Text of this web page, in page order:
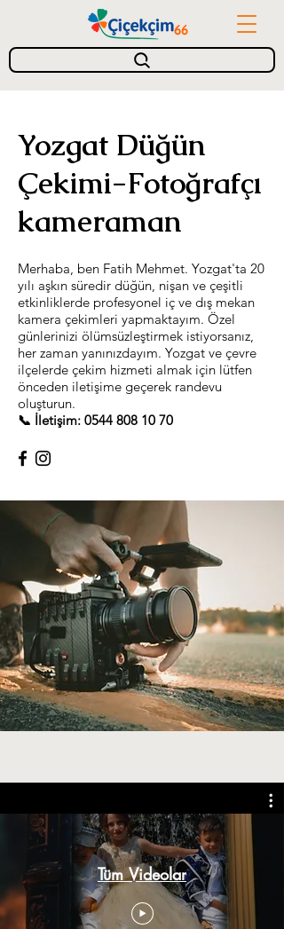
Yozgat Düğün
Çekimi-Fotoğrafçı
kameraman
Merhaba, ben Fatih Mehmet. Yozgat'ta 20
yılı aşkın süredir düğün, nişan ve çeşitli
etkinliklerde profesyonel iç ve dış mekan
kamera çekimleri yapmaktayım. Özel
günlerinizi ölümsüzleştirmek istiyorsanız,
her zaman yanınızdayım. Yozgat ve çevre
ilçelerde çekim hizmeti almak için lütfen
önceden iletişime geçerek randevu
oluşturun.
📞 İletişim: 0544 808 10 70
Tüm Videolar